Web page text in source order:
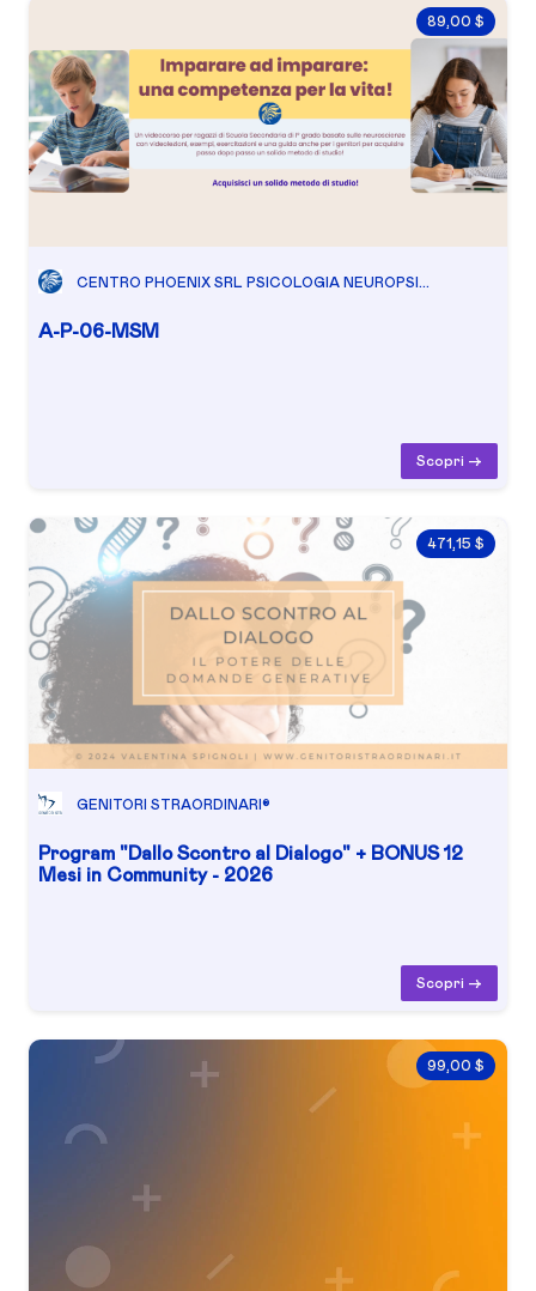
89,00 $
CENTRO PHOENIX SRL PSICOLOGIA NEUROPSI...
A-P-06-MSM
Scopri ->
471,15 $
GENITORI STRAORDINARI®
Program "Dallo Scontro al Dialogo" + BONUS 12
Mesi in Community - 2026
Scopri ->
99,00 $